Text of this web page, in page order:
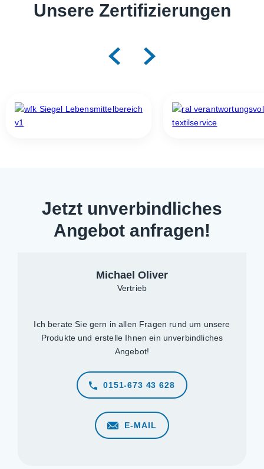
Unsere Zertifizierungen
Jetzt unverbindliches
Angebot anfragen!
Michael Oliver
Vertrieb
Ich berate Sie gern in allen Fragen rund um unsere
Produkte und erstelle Ihnen ein unverbindliches
Angebot!
0151-673 43 628
E-MAIL